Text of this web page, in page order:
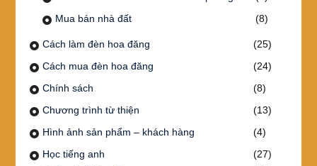
Mua bán nhà đất
(8)
Cách làm đèn hoa đăng
(25)
Cách mua đèn hoa đăng
(24)
Chính sách
(8)
Chương trình từ thiện
(13)
Hình ảnh sản phẩm – khách hàng
(4)
Học tiếng anh
(27)